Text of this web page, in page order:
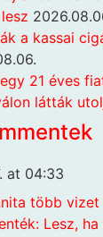
a kassai
21 éves
látták
at 04:33
több
Lesz, ha